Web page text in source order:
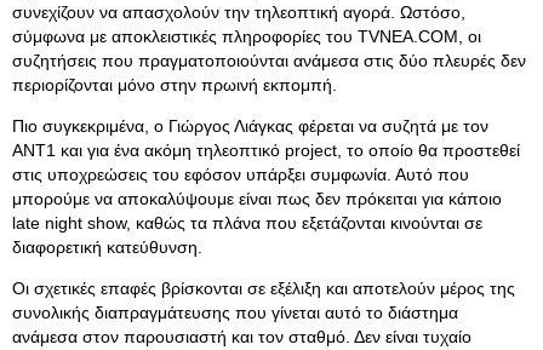
συνεχίζουν να απασχολούν την τηλεοπτική αγορά. Ωστόσο,
σύμφωνα με αποκλειστικές πληροφορίες του TVNEA.COM, οι
συζητήσεις που πραγματοποιούνται ανάμεσα στις δύο πλευρές δεν
περιορίζονται μόνο στην πρωινή εκπομπή.
Πιο συγκεκριμένα, ο Γιώργος Λιάγκας φέρεται να συζητά με τον
ΑΝΤ1 και για ένα ακόμη τηλεοπτικό project, το οποίο θα προστεθεί
στις υποχρεώσεις του εφόσον υπάρξει συμφωνία. Αυτό που
μπορούμε να αποκαλύψουμε είναι πως δεν πρόκειται για κάποιο
late night show, καθώς τα πλάνα που εξετάζονται κινούνται σε
διαφορετική κατεύθυνση.
Οι σχετικές επαφές βρίσκονται σε εξέλιξη και αποτελούν μέρος της
συνολικής διαπραγμάτευσης που γίνεται αυτό το διάστημα
ανάμεσα στον παρουσιαστή και τον σταθμό. Δεν είναι τυχαίο